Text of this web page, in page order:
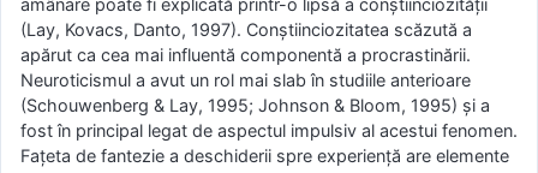
amânare poate fi explicată printr-o lipsă a conștiinciozității
(Lay, Kovacs, Danto, 1997). Conștiinciozitatea scăzută a
apărut ca cea mai influentă componentă a procrastinării.
Neuroticismul a avut un rol mai slab în studiile anterioare
(Schouwenberg & Lay, 1995; Johnson & Bloom, 1995) și a
fost în principal legat de aspectul impulsiv al acestui fenomen.
Fațeta de fantezie a deschiderii spre experiență are elemente